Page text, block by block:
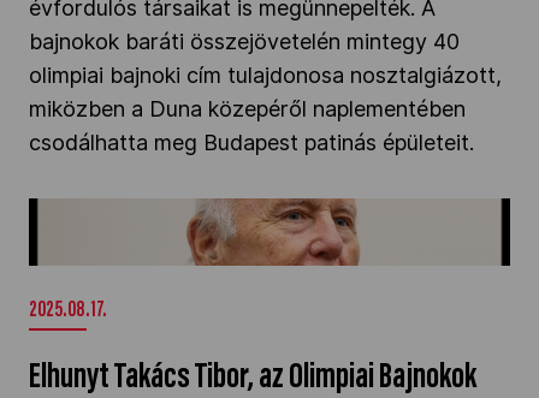
évfordulós társaikat is megünnepelték. A
bajnokok baráti összejövetelén mintegy 40
olimpiai bajnoki cím tulajdonosa nosztalgiázott,
miközben a Duna közepéről naplementében
csodálhatta meg Budapest patinás épületeit.
Elhunyt Takács Tibor, az Olimpiai Bajnokok
Klubjának tiszteletbeli tagja" />
2025.08.17.
Elhunyt Takács Tibor, az Olimpiai Bajnokok